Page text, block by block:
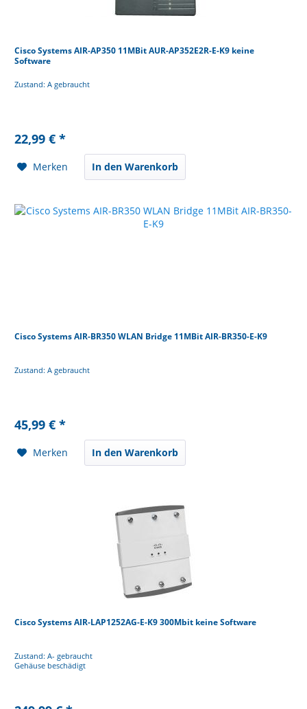
Cisco Systems AIR-AP350 11MBit AUR-AP352E2R-E-K9 keine
Software
Zustand: A gebraucht
22,99 € *
Merken In den Warenkorb
Cisco Systems AIR-BR350 WLAN Bridge 11MBit AIR-BR350-E-K9
Zustand: A gebraucht
45,99 € *
Merken In den Warenkorb
Cisco Systems AIR-LAP1252AG-E-K9 300Mbit keine Software
Zustand: A- gebraucht
Gehäuse beschädigt